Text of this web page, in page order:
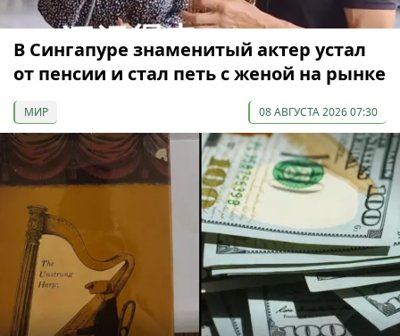
В Сингапуре знаменитый актер устал
от пенсии и стал петь с женой на рынке
МИР 08 АВГУСТА 2026 07:30